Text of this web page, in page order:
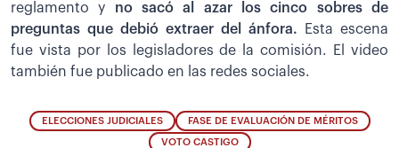
reglamento y no sacó al azar los cinco sobres de
preguntas que debió extraer del ánfora. Esta escena
fue vista por los legisladores de la comisión. El video
también fue publicado en las redes sociales.
ELECCIONES JUDICIALES FASE DE EVALUACIÓN DE MÉRITOS
VOTO CASTIGO